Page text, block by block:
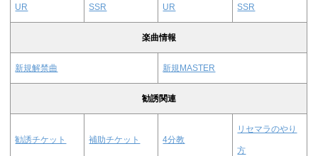
UR SSR UR SSR
楽曲情報
新規解禁曲 新規MASTER
勧誘関連
勧誘チケット 補助チケット 4分教
リセマラのやり
方